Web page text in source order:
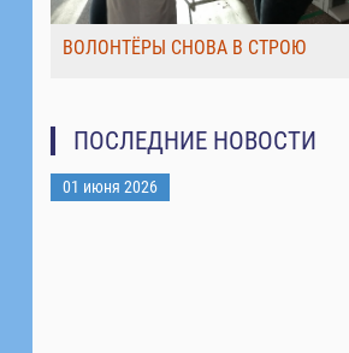
ВОЛОНТЁРЫ СНОВА В СТРОЮ
ПОСЛЕДНИЕ НОВОСТИ
01 июня 2026